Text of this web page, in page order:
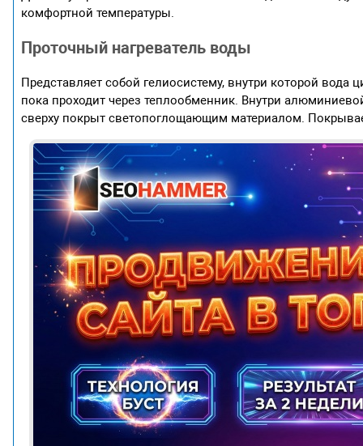
комфортной температуры.
Проточный нагреватель воды
Представляет собой гелиосистему, внутри которой вода
пока проходит через теплообменник. Внутри
сверху покрыт светопоглощающим материалом.